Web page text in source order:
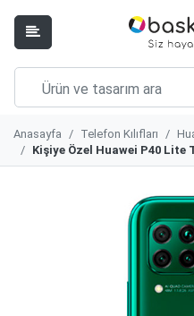
Anasayfa Telefon Kılıfları
Kişiye Özel Huawei P40 Lite